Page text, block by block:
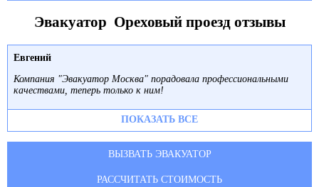
Эвакуатор Ореховый проезд отзывы
Евгений
Компания "Эвакуатор Москва" порадовала профессиональными
качествами, теперь только к ним!
ПОКАЗАТЬ ВСЕ
ВЫЗВАТЬ ЭВАКУАТОР
РАССЧИТАТЬ СТОИМОСТЬ